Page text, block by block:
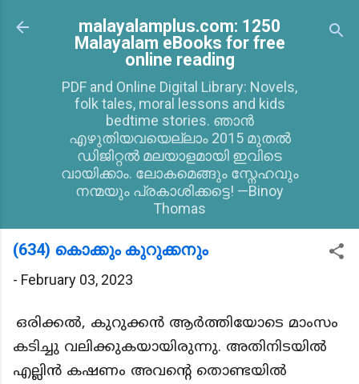
Skip to main content
malayalamplus.com: 1250
Malayalam eBooks for free
online reading
PDF and Online Digital Library: Novels,
folk tales, moral lessons and kids
bedtime stories. ഞാൻ
എഴുതിയവയെല്ലാം 2015 മുതൽ
ഡിജിറ്റൽ മലയാളമായി ഇവിടെ
വായിക്കാം. ലോകമെങ്ങും സ്നേഹവും
നന്മയും പ്രകാശിക്കട്ടെ! —Binoy
Thomas
(634) കൊക്കും കുറുക്കനും
- February 03, 2023
ഒരിക്കൽ, കുറുക്കൻ ആർത്തിയോടെ മാംസം
കടിച്ചു വലിക്കുകയായിരുന്നു. അതിനിടയിൽ
എല്ലിൻ കഷണം അവൻ്റെ തൊണ്ടയിൽ